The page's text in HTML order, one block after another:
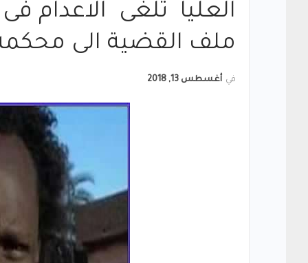
العليا تلغى الاعدام
ملف القضية الى
في أغسطس 13, 2018